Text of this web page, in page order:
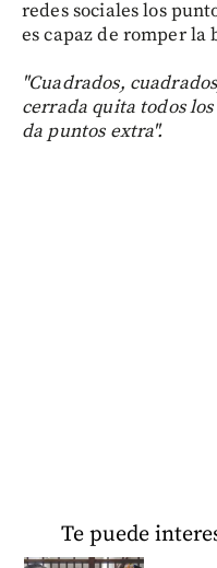
redes sociales los
es capaz de romper la
"Cuadrados,
cerrada quita todos
da puntos extra".
Te puede